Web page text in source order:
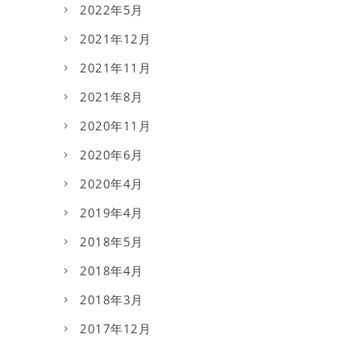
2022年5月
2021年12月
2021年11月
2021年8月
2020年11月
2020年6月
2020年4月
2019年4月
2018年5月
2018年4月
2018年3月
2017年12月